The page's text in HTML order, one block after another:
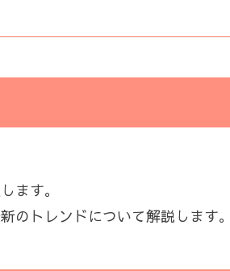
ます。
トレンドについて解説します。